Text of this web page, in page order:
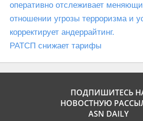
оперативно отслеживает
отношении угрозы терроризма и
корректирует андеррайтинг.
РАТСП снижает тарифы
ПОДПИШИТЕСЬ
НОВОСТНУЮ
ASN DAILY